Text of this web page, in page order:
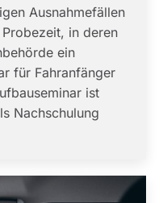
Ausnahmefällen
in deren
ein
für Fahranfänger
ist
Nachschulung